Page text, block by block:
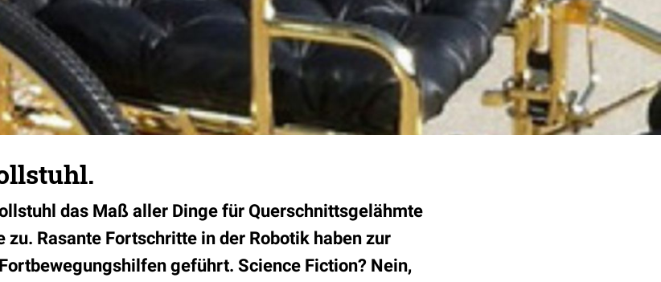
das Maß aller Dinge für Querschnittsgelähmte
zu. Rasante Fortschritte in der Robotik haben zur
geführt. Science Fiction? Nein,